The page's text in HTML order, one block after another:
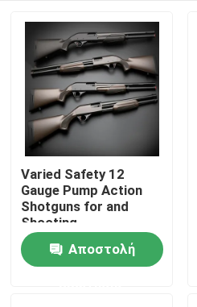
Σπίτι
Προϊόντα
Varied Safety 12
Gauge Pump Action
Shotguns for and
Shooting
Performance
Αποστολή